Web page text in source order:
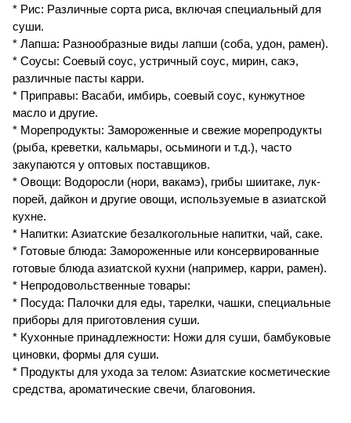
* Рис: Различные сорта риса, включая специальный для
суши.
* Лапша: Разнообразные виды лапши (соба, удон, рамен).
* Соусы: Соевый соус, устричный соус, мирин, сакэ,
различные пасты карри.
* Приправы: Васаби, имбирь, соевый соус, кунжутное
масло и другие.
* Морепродукты: Замороженные и свежие морепродукты
(рыба, креветки, кальмары, осьминоги и т.д.), часто
закупаются у оптовых поставщиков.
* Овощи: Водоросли (нори, вакамэ), грибы шиитаке, лук-
порей, дайкон и другие овощи, используемые в азиатской
кухне.
* Напитки: Азиатские безалкогольные напитки, чай, саке.
* Готовые блюда: Замороженные или консервированные
готовые блюда азиатской кухни (например, карри, рамен).
* Непродовольственные товары:
* Посуда: Палочки для еды, тарелки, чашки, специальные
приборы для приготовления суши.
* Кухонные принадлежности: Ножи для суши, бамбуковые
циновки, формы для суши.
* Продукты для ухода за телом: Азиатские косметические
средства, ароматические свечи, благовония.